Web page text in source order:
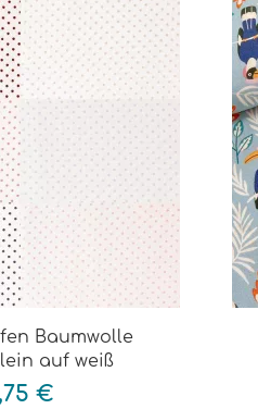
Baumwolle
auf weiß
€